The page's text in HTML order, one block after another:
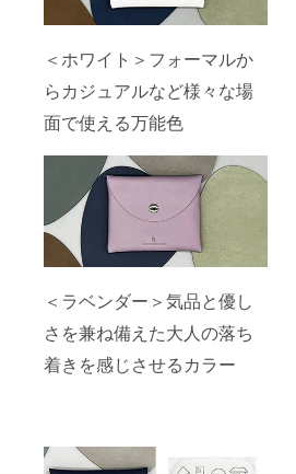
＜ホワイト＞フォーマルか
らカジュアルなど様々な場
面で使える万能色
＜ラベンダー＞気品と優し
さを兼ね備えた大人の落ち
着きを感じさせるカラー